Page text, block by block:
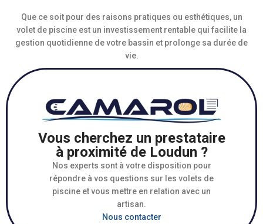
Que ce soit pour des raisons pratiques ou esthétiques, un
volet de piscine est un investissement rentable qui facilite la
gestion quotidienne de votre bassin et prolonge sa durée de
vie.
Vous cherchez un prestataire
à proximité de Loudun ?
Nos experts sont à votre disposition pour
répondre à vos questions sur les volets de
piscine et vous mettre en relation avec un
artisan.
Nous contacter